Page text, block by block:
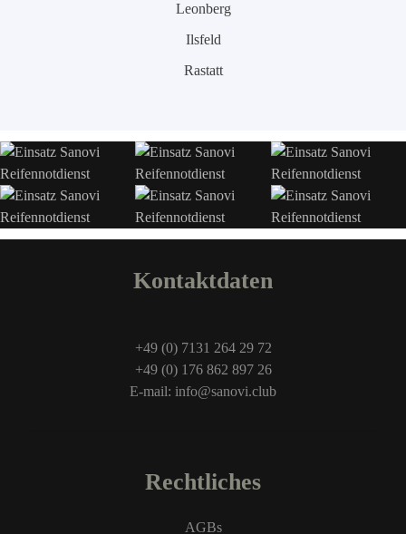
Leonberg
Ilsfeld
Rastatt
Kontaktdaten
+49 (0) 7131 264 29 72
+49 (0) 176 862 897 26
E-mail: info@sanovi.club
Rechtliches
AGBs